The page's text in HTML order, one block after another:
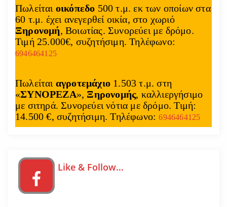
Πωλείται οικόπεδο 500 τ.μ. εκ των οποίων στα
60 τ.μ. έχει ανεγερθεί οικία, στο χωριό
Ξηρονομή, Βοιωτίας. Συνορεύει με δρόμο.
Τιμή 25.000€, συζητήσιμη. Τηλέφωνο:
6946464125
Πωλείται αγροτεμάχιο 1.503 τ.μ. στη
«ΣΥΝΟΡΕΖΑ», Ξηρονομής, καλλιεργήσιμο
με σιτηρά. Συνορεύει νότια με δρόμο. Τιμή:
14.500 €, συζητήσιμη. Τηλέφωνο:6946464125
Like & Follow…